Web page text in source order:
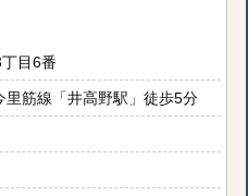
目6番
里筋線「井高野駅」徒歩5分